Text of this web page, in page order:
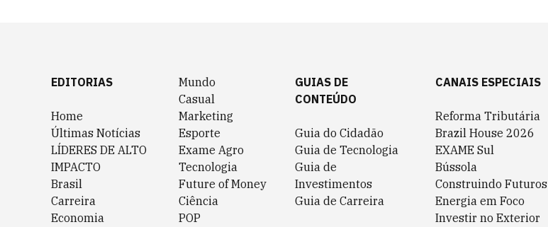
EDITORIAS
Home
Últimas Notícias
LÍDERES DE ALTO
IMPACTO
Brasil
Carreira
Economia
Mundo
Casual
Marketing
Esporte
Exame Agro
Tecnologia
Future of Money
Ciência
POP
GUIAS DE
CONTEÚDO
Guia do Cidadão
Guia de Tecnologia
Guia de
Investimentos
Guia de Carreira
CANAIS ESPECIAIS
Reforma Tributária
Brazil House 2026
EXAME Sul
Bússola
Construindo Futuros
Energia em Foco
Investir no Exterior